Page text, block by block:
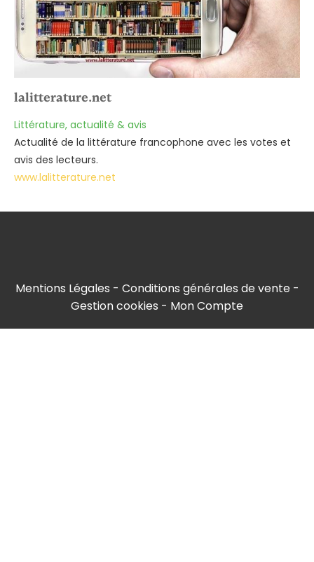
lalitterature.net
Littérature, actualité & avis
Actualité de la littérature francophone avec les votes et
avis des lecteurs.
www.lalitterature.net
Mentions Légales
Conditions générales de vente
Gestion cookies
Mon Compte